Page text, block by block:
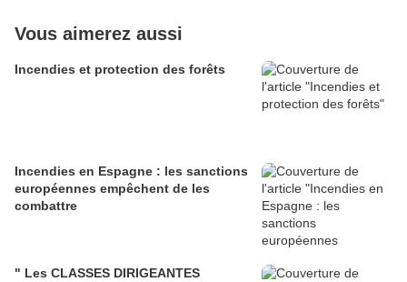
Vous aimerez aussi
Incendies et protection des forêts
Incendies en Espagne : les sanctions
européennes empêchent de les
combattre
" Les CLASSES DIRIGEANTES